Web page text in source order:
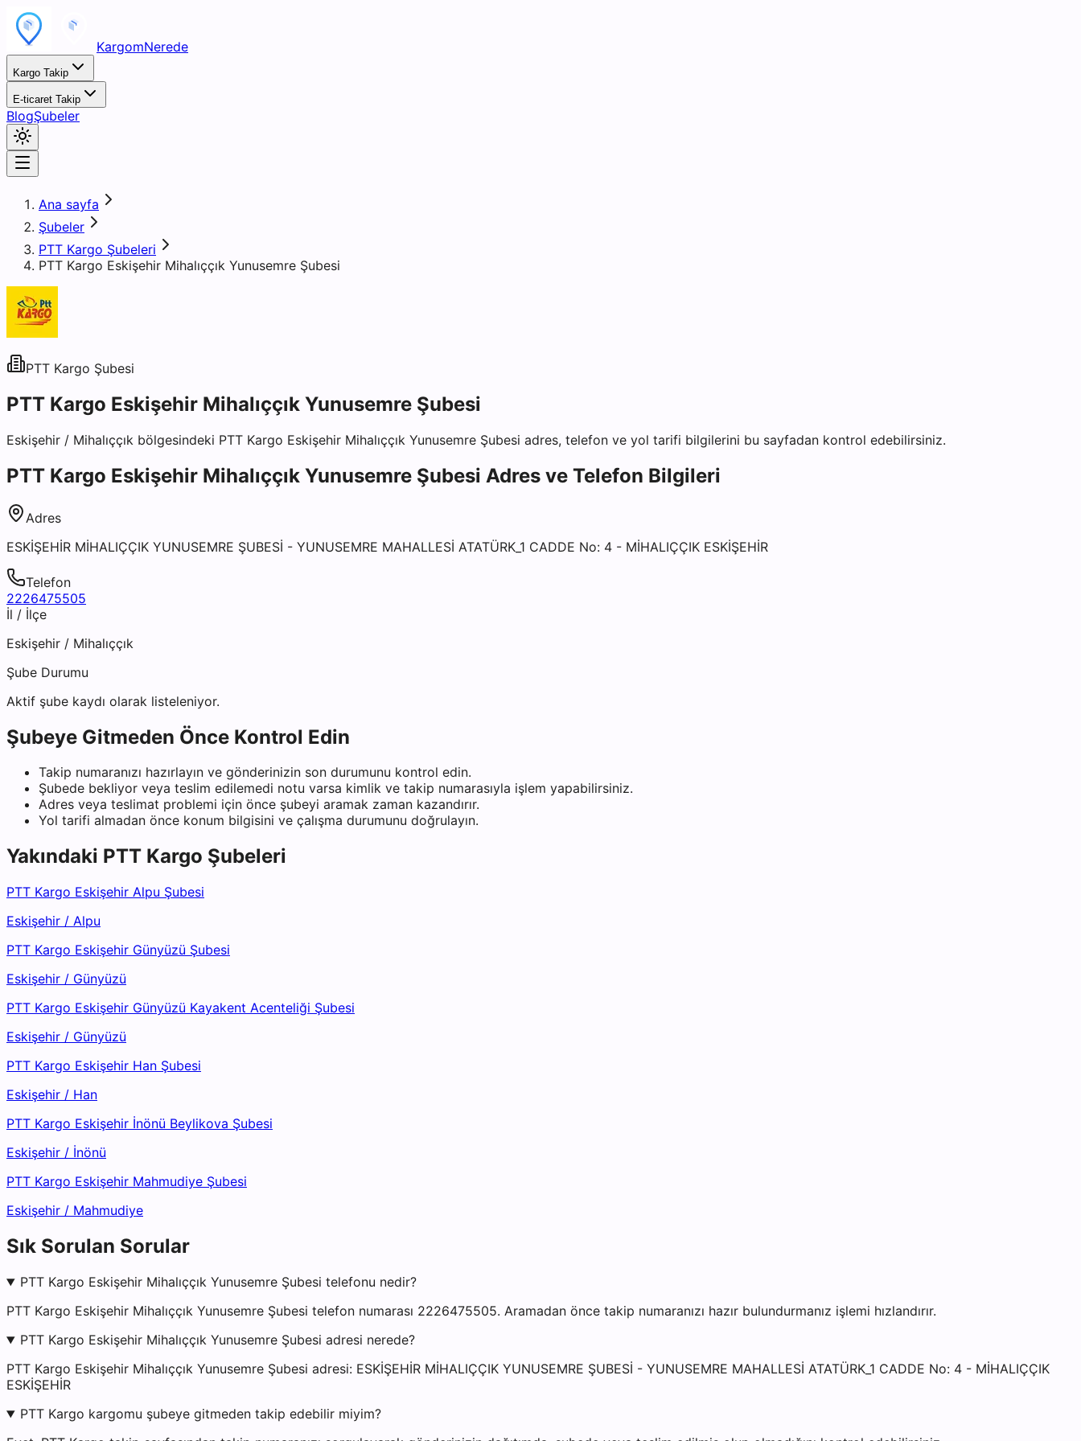
KargomNerede
Kargo Takip
E-ticaret Takip
BlogŞubeler
Ana sayfa
Şubeler
PTT Kargo Şubeleri
PTT Kargo Eskişehir Mihalıççık Yunusemre Şubesi
PTT Kargo Şubesi
PTT Kargo Eskişehir Mihalıççık Yunusemre Şubesi
Eskişehir / Mihalıççık bölgesindeki PTT Kargo Eskişehir Mihalıççık Yunusemre Şubesi adres, telefon ve yol tarifi bilgilerini bu sayfadan kontrol edebilirsiniz.
PTT Kargo Eskişehir Mihalıççık Yunusemre Şubesi Adres ve Telefon Bilgileri
Adres
ESKİŞEHİR MİHALIÇÇIK YUNUSEMRE ŞUBESİ - YUNUSEMRE MAHALLESİ ATATÜRK_1 CADDE No: 4 - MİHALIÇÇIK ESKİŞEHİR
Telefon
2226475505
İl / İlçe
Eskişehir / Mihalıççık
Şube Durumu
Aktif şube kaydı olarak listeleniyor.
Şubeye Gitmeden Önce Kontrol Edin
Takip numaranızı hazırlayın ve gönderinizin son durumunu kontrol edin.
Şubede bekliyor veya teslim edilemedi notu varsa kimlik ve takip numarasıyla işlem yapabilirsiniz.
Adres veya teslimat problemi için önce şubeyi aramak zaman kazandırır.
Yol tarifi almadan önce konum bilgisini ve çalışma durumunu doğrulayın.
Yakındaki PTT Kargo Şubeleri
PTT Kargo Eskişehir Alpu Şubesi
Eskişehir / Alpu
PTT Kargo Eskişehir Günyüzü Şubesi
Eskişehir / Günyüzü
PTT Kargo Eskişehir Günyüzü Kayakent Acenteliği Şubesi
Eskişehir / Günyüzü
PTT Kargo Eskişehir Han Şubesi
Eskişehir / Han
PTT Kargo Eskişehir İnönü Beylikova Şubesi
Eskişehir / İnönü
PTT Kargo Eskişehir Mahmudiye Şubesi
Eskişehir / Mahmudiye
Sık Sorulan Sorular
PTT Kargo Eskişehir Mihalıççık Yunusemre Şubesi telefonu nedir?
PTT Kargo Eskişehir Mihalıççık Yunusemre Şubesi telefon numarası 2226475505. Aramadan önce takip numaranızı hazır bulundurmanız işlemi hızlandırır.
PTT Kargo Eskişehir Mihalıççık Yunusemre Şubesi adresi nerede?
PTT Kargo Eskişehir Mihalıççık Yunusemre Şubesi adresi: ESKİŞEHİR MİHALIÇÇIK YUNUSEMRE ŞUBESİ - YUNUSEMRE MAHALLESİ ATATÜRK_1 CADDE No: 4 - MİHALIÇÇIK
ESKİŞEHİR
PTT Kargo kargomu şubeye gitmeden takip edebilir miyim?